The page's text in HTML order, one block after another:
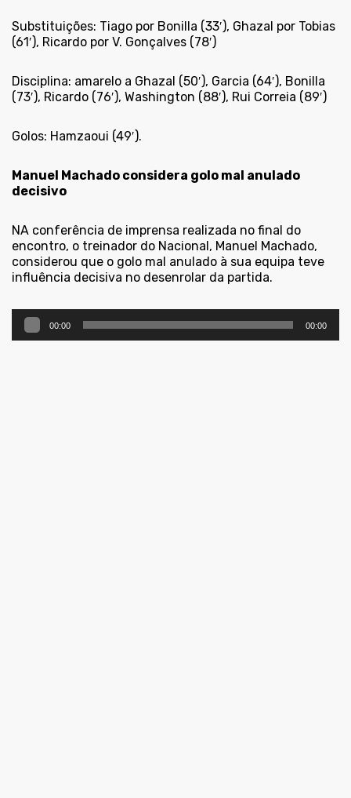
Substituições: Tiago por Bonilla (33′), Ghazal por Tobias
(61′), Ricardo por V. Gonçalves (78′)
Disciplina: amarelo a Ghazal (50′), Garcia (64′), Bonilla
(73′), Ricardo (76′), Washington (88′), Rui Correia (89′)
Golos: Hamzaoui (49′).
Manuel Machado considera golo mal anulado
decisivo
NA conferência de imprensa realizada no final do
encontro, o treinador do Nacional, Manuel Machado,
considerou que o golo mal anulado à sua equipa teve
influência decisiva no desenrolar da partida.
Reprodutor
de
00:00 00:00